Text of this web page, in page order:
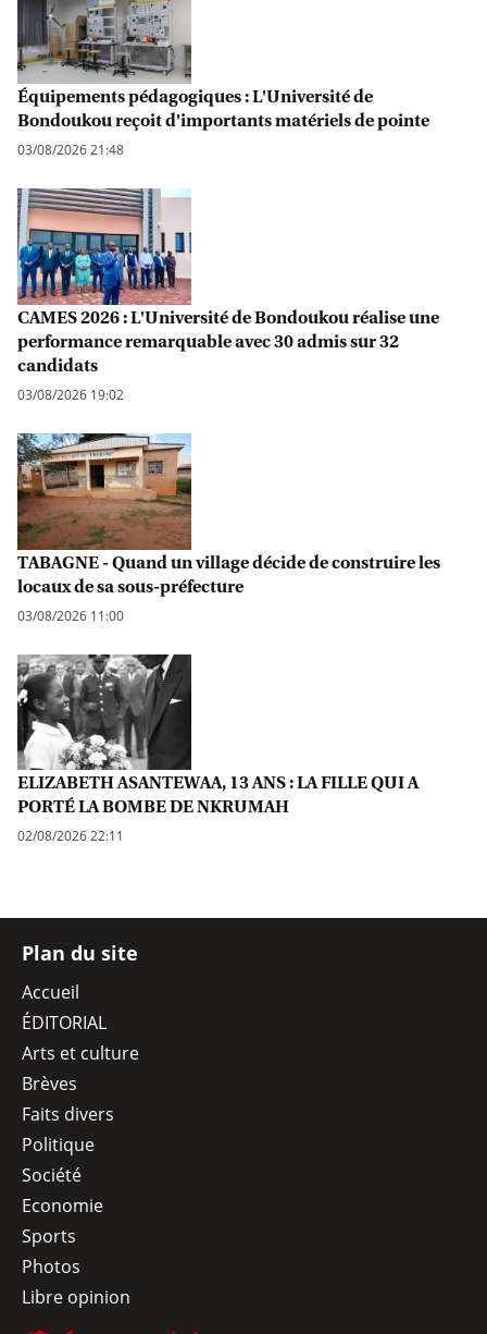
Équipements pédagogiques : L'Université de
Bondoukou reçoit d'importants matériels de pointe
03/08/2026 21:48
CAMES 2026 : L'Université de Bondoukou réalise une
performance remarquable avec 30 admis sur 32
candidats
03/08/2026 19:02
TABAGNE - Quand un village décide de construire les
locaux de sa sous-préfecture
03/08/2026 11:00
ELIZABETH ASANTEWAA, 13 ANS : LA FILLE QUI A
PORTÉ LA BOMBE DE NKRUMAH
02/08/2026 22:11
Plan du site
Accueil
ÉDITORIAL
Arts et culture
Brèves
Faits divers
Politique
Société
Economie
Sports
Photos
Libre opinion